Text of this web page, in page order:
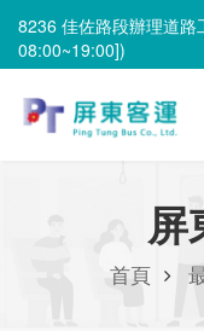
8236 佳佐路段辦理道
08:00~19:00])
8236 佳佐路段辦理道
08:00~19:00])
屏
首頁